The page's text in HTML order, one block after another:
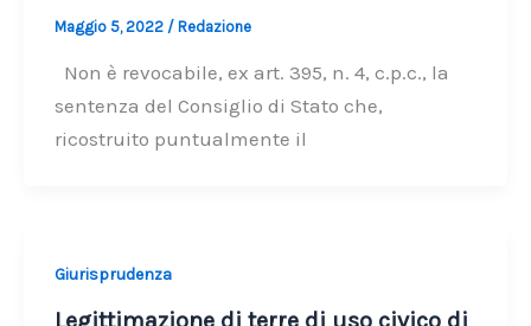
Maggio 5, 2022 / Redazione
Non è revocabile, ex art. 395, n. 4, c.p.c., la
sentenza del Consiglio di Stato che,
ricostruito puntualmente il
Giurisprudenza
Legittimazione di terre di uso civico di